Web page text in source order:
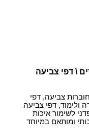
\ דפי צביעה
צביעה, דפי
ולימוד, דפי צביעה
לשימור איכות
ומותאם במיוחד